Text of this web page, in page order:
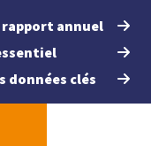
rapport annuel
données clés